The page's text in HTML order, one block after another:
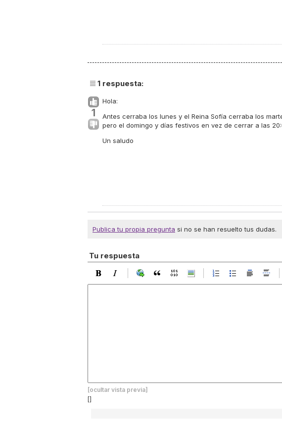
1 respuesta:
1
Hola:
Antes cerraba los lunes y el Reina Sofía cerraba los
pero el domingo y días festivos en vez de cerrar a las
Un saludo
Publica tu propia pregunta si no se han resuelto tus dudas.
Tu respuesta
[ocultar vista previa]
[]